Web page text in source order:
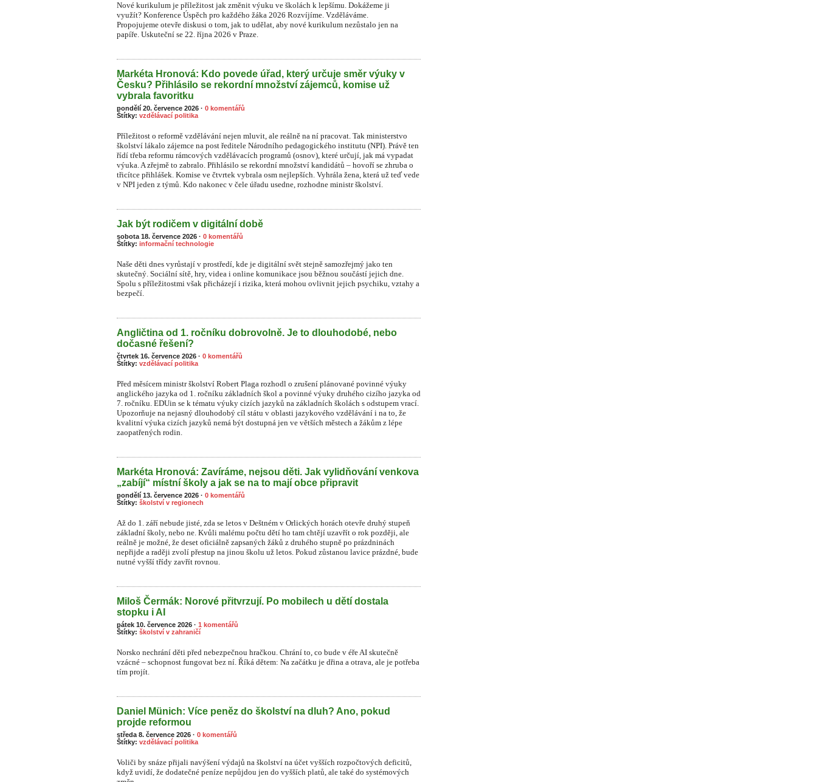
Nové kurikulum je příležitost jak změnit výuku ve školách k lepšímu. Dokážeme ji
využít? Konference Úspěch pro každého žáka 2026 Rozvíjíme. Vzděláváme.
Propojujeme otevře diskusi o tom, jak to udělat, aby nové kurikulum nezůstalo jen na
papíře. Uskuteční se 22. října 2026 v Praze.
Markéta Hronová: Kdo povede úřad, který určuje směr výuky v
Česku? Přihlásilo se rekordní množství zájemců, komise už
vybrala favoritku
pondělí 20. července 2026 · 0 komentářů
Štítky: vzdělávací politika
Příležitost o reformě vzdělávání nejen mluvit, ale reálně na ní pracovat. Tak ministerstvo
školství lákalo zájemce na post ředitele Národního pedagogického institutu (NPI). Právě ten
řídí třeba reformu rámcových vzdělávacích programů (osnov), které určují, jak má vypadat
výuka. A zřejmě to zabralo. Přihlásilo se rekordní množství kandidátů – hovoří se zhruba o
třicítce přihlášek. Komise ve čtvrtek vybrala osm nejlepších. Vyhrála žena, která už teď vede
v NPI jeden z týmů. Kdo nakonec v čele úřadu usedne, rozhodne ministr školství.
Jak být rodičem v digitální době
sobota 18. července 2026 · 0 komentářů
Štítky: informační technologie
Naše děti dnes vyrůstají v prostředí, kde je digitální svět stejně samozřejmý jako ten
skutečný. Sociální sítě, hry, videa i online komunikace jsou běžnou součástí jejich dne.
Spolu s příležitostmi však přicházejí i rizika, která mohou ovlivnit jejich psychiku, vztahy a
bezpečí.
Angličtina od 1. ročníku dobrovolně. Je to dlouhodobé, nebo
dočasné řešení?
čtvrtek 16. července 2026 · 0 komentářů
Štítky: vzdělávací politika
Před měsícem ministr školství Robert Plaga rozhodl o zrušení plánované povinné výuky
anglického jazyka od 1. ročníku základních škol a povinné výuky druhého cizího jazyka od
7. ročníku. EDUin se k tématu výuky cizích jazyků na základních školách s odstupem vrací.
Upozorňuje na nejasný dlouhodobý cíl státu v oblasti jazykového vzdělávání i na to, že
kvalitní výuka cizích jazyků nemá být dostupná jen ve větších městech a žákům z lépe
zaopatřených rodin.
Markéta Hronová: Zavíráme, nejsou děti. Jak vylidňování venkova
„zabíjí“ místní školy a jak se na to mají obce připravit
pondělí 13. července 2026 · 0 komentářů
Štítky: školství v regionech
Až do 1. září nebude jisté, zda se letos v Deštném v Orlických horách otevře druhý stupeň
základní školy, nebo ne. Kvůli malému počtu dětí ho tam chtějí uzavřít o rok později, ale
reálně je možné, že deset oficiálně zapsaných žáků z druhého stupně po prázdninách
nepřijde a raději zvolí přestup na jinou školu už letos. Pokud zůstanou lavice prázdné, bude
nutné vyšší třídy zavřít rovnou.
Miloš Čermák: Norové přitvrzují. Po mobilech u dětí dostala
stopku i AI
pátek 10. července 2026 · 1 komentářů
Štítky: školství v zahraničí
Norsko nechrání děti před nebezpečnou hračkou. Chrání to, co bude v éře AI skutečně
vzácné – schopnost fungovat bez ní. Říká dětem: Na začátku je dřina a otrava, ale je potřeba
tím projít.
Daniel Münich: Více peněz do školství na dluh? Ano, pokud
projde reformou
středa 8. července 2026 · 0 komentářů
Štítky: vzdělávací politika
Voliči by snáze přijali navýšení výdajů na školství na účet vyšších rozpočtových deficitů,
když uvidí, že dodatečné peníze nepůjdou jen do vyšších platů, ale také do systémových